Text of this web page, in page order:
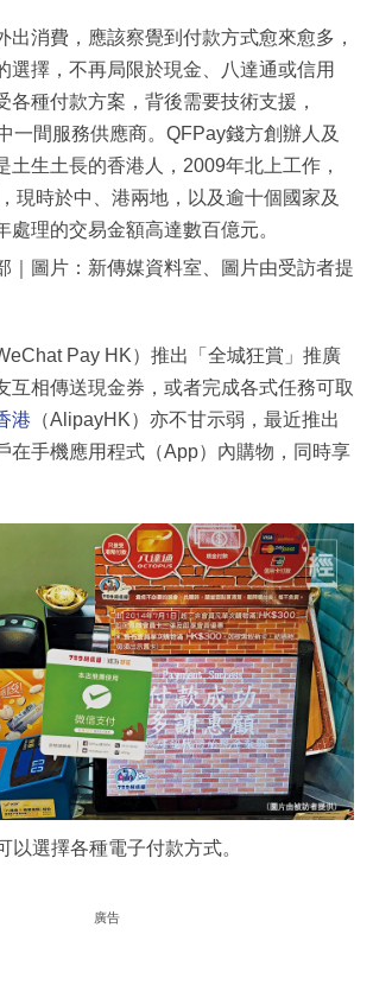
出消費，應該察覺到付款方式愈來愈多，
選擇，不再局限於現金、八達通或信用
各種付款方案，背後需要技術支援，
一間服務供應商。QFPay錢方創辦人及
土生土長的香港人，2009年北上工作，
現時於中、港兩地，以及逾十個國家及
處理的交易金額高達數百億元。
｜圖片：新傳媒資料室、圖片由受訪者提
Pay HK）推出「全城狂賞」推廣
互相傳送現金券，或者完成各式任務可取
港 （AlipayHK）亦不甘示弱，最近推出
在手機應用程式（App）內購物，同時享
以選擇各種電子付款方式。
廣告